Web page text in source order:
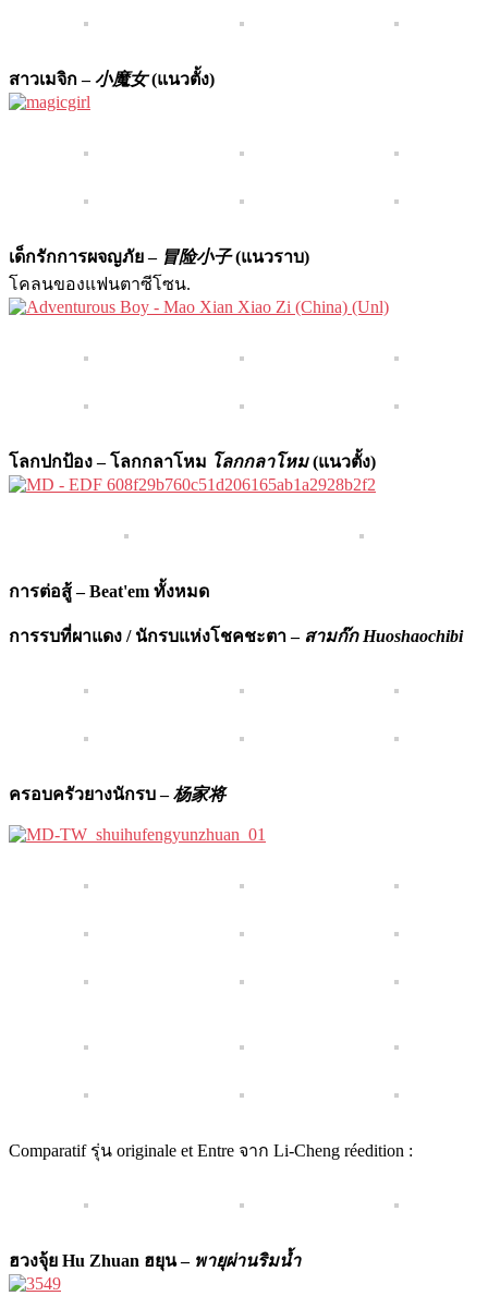
สาวเมจิก –小魔女(แนวตั้ง)
เด็กรักการผจญภัย – 冒险小子(แนวราบ)
โคลนของแฟนตาซีโซน.
โลกปกป้อง – โลกก​​ลาโหม โลกก​​ลาโหม(แนวตั้ง)
การต่อสู้ – Beat'em ทั้งหมด
การรบที่ผาแดง / นักรบแห่งโชคชะตา – สามก๊ก Huoshaochibi
ครอบครัวยางนักรบ –杨家将
Comparatif รุ่น originale et Entre จาก Li-Cheng réedition :
ฮวงจุ้ย Hu Zhuan ฮยุน – พายุผ่านริมน้ำ